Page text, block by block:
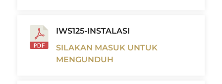
IWS125-INSTALASI
SILAKAN MASUK UNTUK
MENGUNDUH